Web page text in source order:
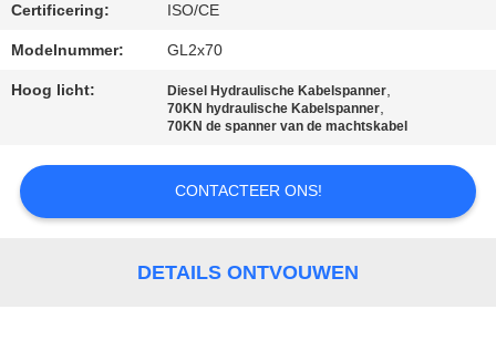
NIEUWS
SITEMAP
Certificering: ISO/CE
Modelnummer: GL2x70
Hoog licht: Diesel Hydraulische Kabelspanner,
70KN hydraulische Kabelspanner,
70KN de spanner van de machtskabel
CONTACTEER ONS!
DETAILS ONTVOUWEN